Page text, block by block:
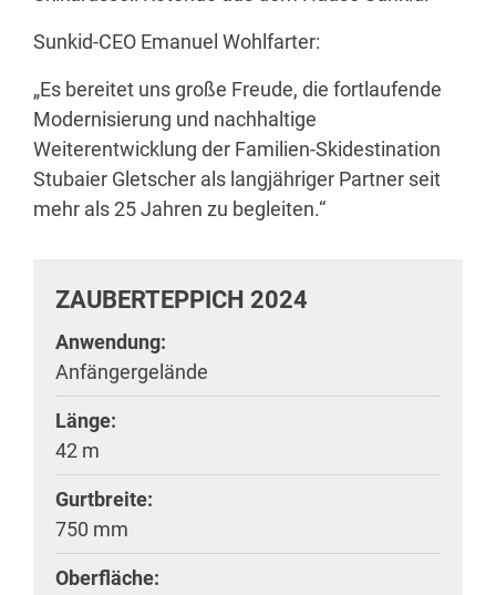
Sunkid-CEO Emanuel Wohlfarter:
„Es bereitet uns große Freude, die fortlaufende
Modernisierung und nachhaltige
Weiterentwicklung der Familien-Skidestination
Stubaier Gletscher als langjähriger Partner seit
mehr als 25 Jahren zu begleiten.“
ZAUBERTEPPICH 2024
Anwendung:
Anfängergelände
Länge:
42 m
Gurtbreite:
750 mm
Oberfläche: